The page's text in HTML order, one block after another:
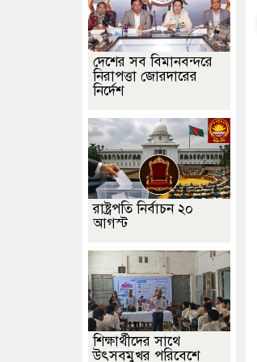
দেশের সব বিমানবন্দরে
নিরাপত্তা জোরদারের
নির্দেশ
রাষ্ট্রপতি নির্বাচন ২০
আগস্ট
শিক্ষার্থীদের সাথে
উৎসবমুখর পরিবেশে